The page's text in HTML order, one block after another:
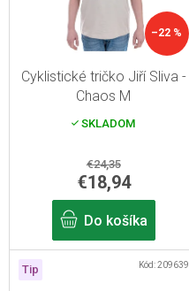
–22 %
Cyklistické tričko Jiří Sliva -
Chaos M
SKLADOM
€24,35
€18,94
Do košíka
Tip Kód:209639